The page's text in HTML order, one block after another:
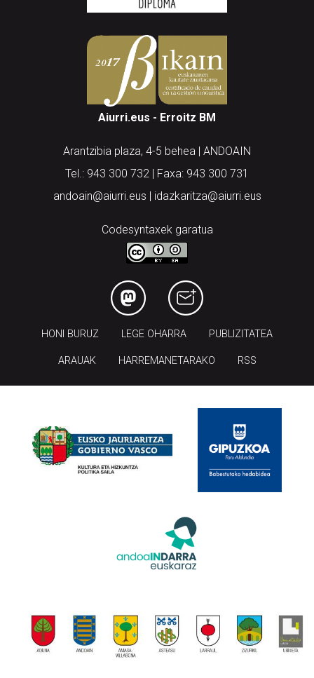
Aiurri.eus - Erroitz BM
Arantzibia plaza, 4-5 behea | ANDOAIN
Tel.: 943 300 732 | Faxa: 943 300 731
andoain@aiurri.eus | idazkaritza@aiurri.eus
Codesyntaxek garatua
HONI BURUZ LEGE OHARRA PUBLIZITATEA
ARAUAK HARREMANETARAKO RSS